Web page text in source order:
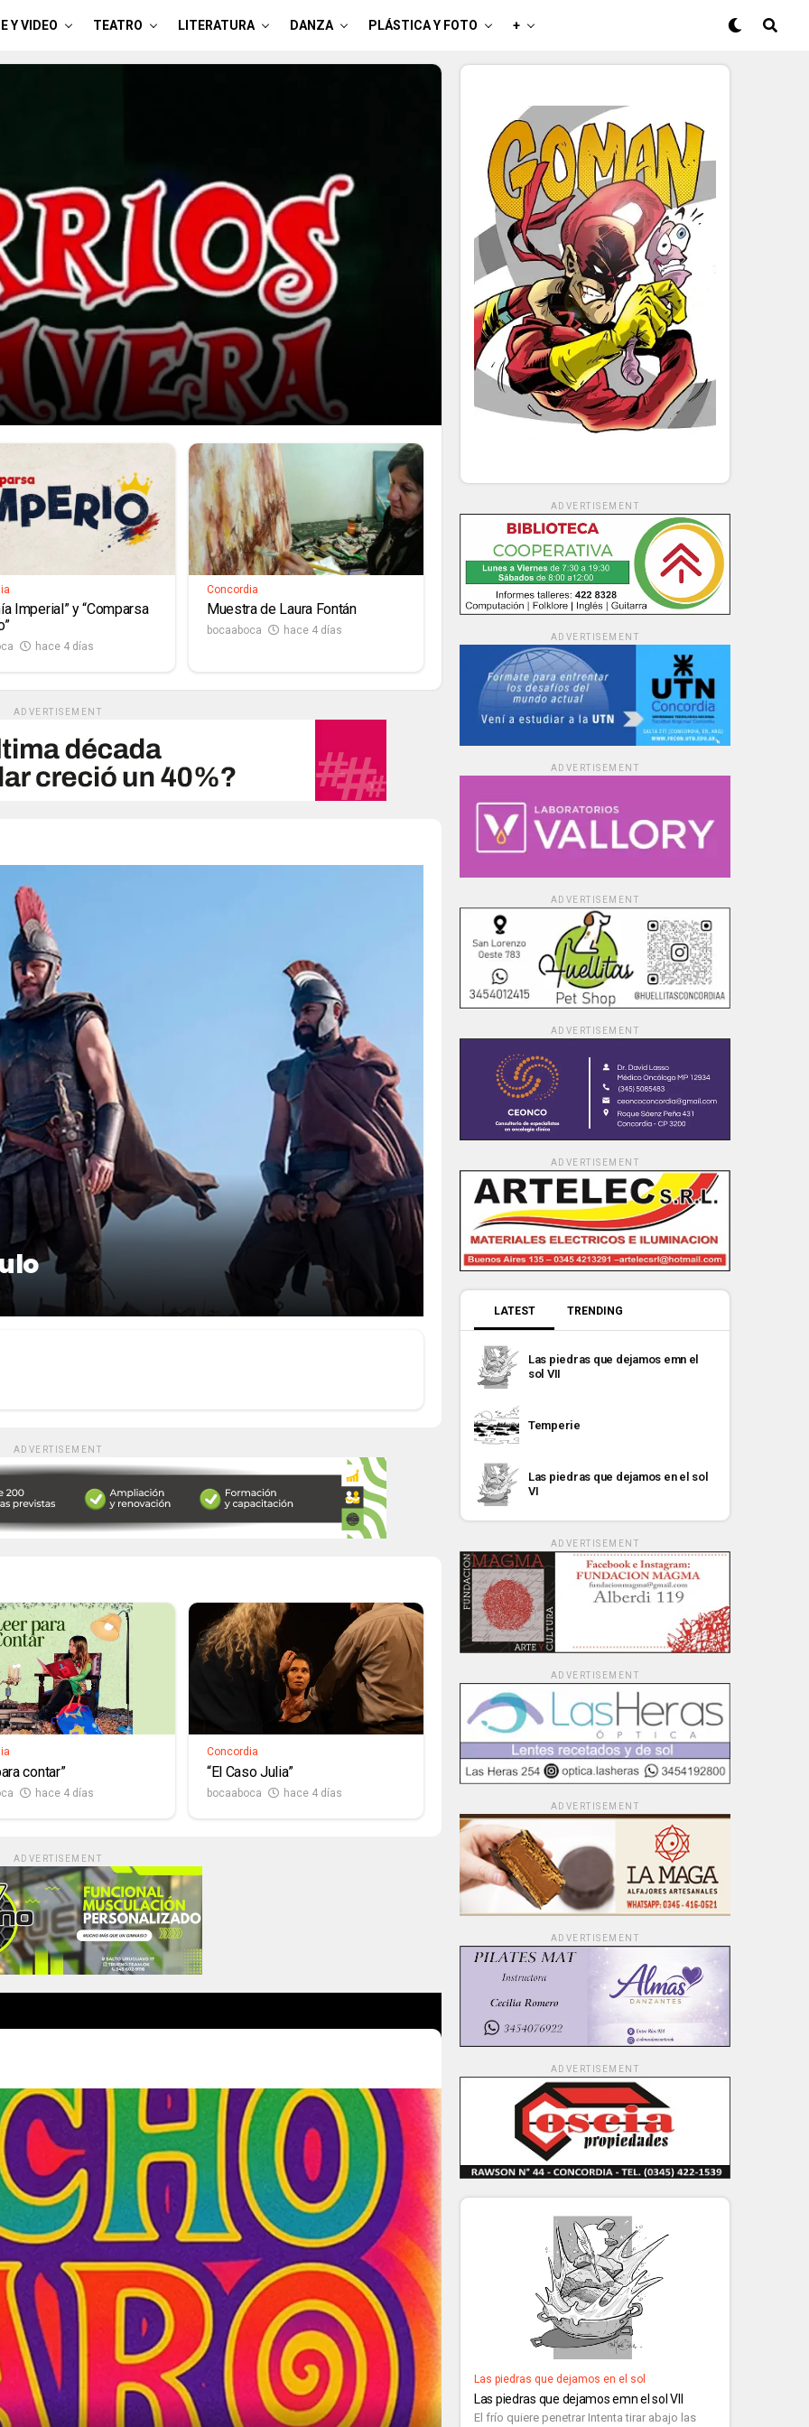
Y VIDEO TEATRO LITERATURA DANZA PLÁSTICA Y FOTO +
Imperial” y “Comparsa
hace 4 días
Concordia
Muestra de Laura Fontán
bocaaboca hace 4 días
ADVERTISEMENT
ADVERTISEMENT
contar”
hace 4 días
Concordia
“El Caso Julia”
bocaaboca hace 4 días
ADVERTISEMENT
ADVERTISEMENT
ADVERTISEMENT
ADVERTISEMENT
ADVERTISEMENT
ADVERTISEMENT
ADVERTISEMENT
LATEST TRENDING
Las piedras que dejamos emn el
sol VII
Temperie
Las piedras que dejamos en el sol
VI
ADVERTISEMENT
ADVERTISEMENT
ADVERTISEMENT
ADVERTISEMENT
ADVERTISEMENT
Las piedras que dejamos en el sol
Las piedras que dejamos emn el sol VII
El frío quiere penetrar Intenta tirar abajo las